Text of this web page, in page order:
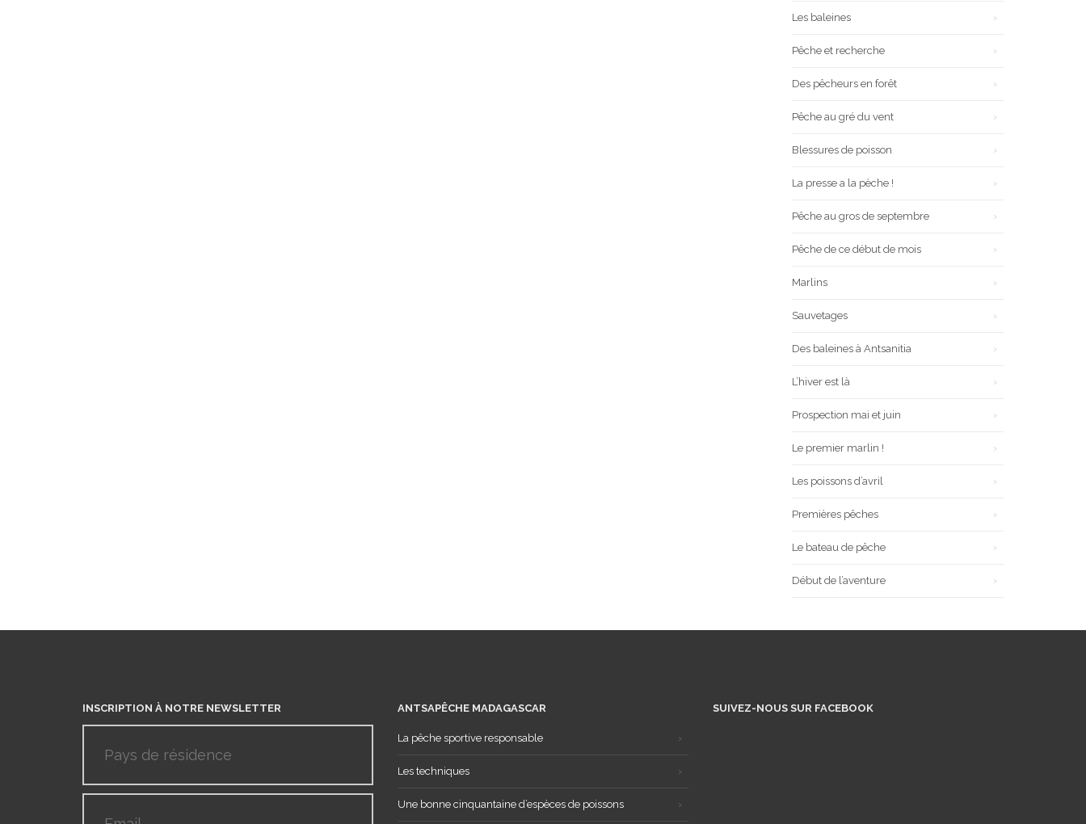
Les baleines
Pêche et recherche
Des pêcheurs en forêt
Pêche au gré du vent
Blessures de poisson
La presse a la pèche !
Pêche au gros de septembre
Pêche de ce début de mois
Marlins
Sauvetages
Des baleines à Antsanitia
L’hiver est là
Prospection mai et juin
Le premier marlin !
Les poissons d’avril
Premières pêches
Le bateau de pêche
Début de l’aventure
INSCRIPTION À NOTRE NEWSLETTER ANTSAPÊCHE MADAGASCAR
La pêche sportive responsable
Les techniques
Une bonne cinquantaine d’espèces de poissons
SUIVEZ-NOUS SUR FACEBOOK